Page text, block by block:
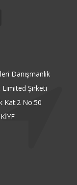
Danışmanlık
Limited Şirketi
Kat:2 No:50